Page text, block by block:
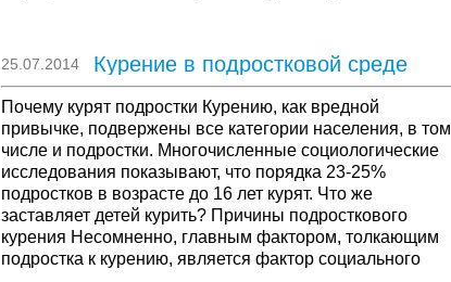
25.07.2014 Курение в подростковой среде
Почему курят подростки Курению, как вредной
привычке, подвержены все категории населения, в том
числе и подростки. Многочисленные социологические
исследования показывают, что порядка 23-25%
подростков в возрасте до 16 лет курят. Что же
заставляет детей курить? Причины подросткового
курения Несомненно, главным фактором, толкающим
подростка к курению, является фактор социального